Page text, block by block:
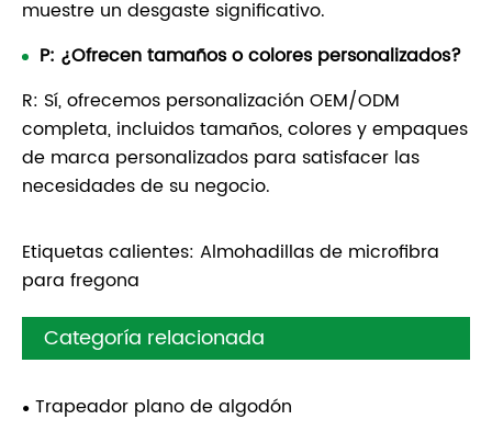
muestre un desgaste significativo.
P: ¿Ofrecen tamaños o colores personalizados?
R: Sí, ofrecemos personalización OEM/ODM
completa, incluidos tamaños, colores y empaques
de marca personalizados para satisfacer las
necesidades de su negocio.
Etiquetas calientes: Almohadillas de microfibra
para fregona
Categoría relacionada
Trapeador plano de algodón